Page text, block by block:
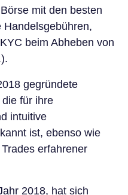
mit den besten
Handelsgebühren,
beim Abheben von
gegründete
für ihre
intuitive
ist, ebenso wie
erfahrener
2018, hat sich